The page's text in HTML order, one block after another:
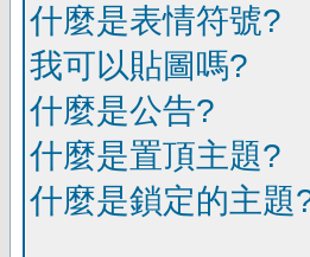
什麼是表情符號?
我可以貼圖嗎?
什麼是公告?
什麼是置頂主題?
什麼是鎖定的主題